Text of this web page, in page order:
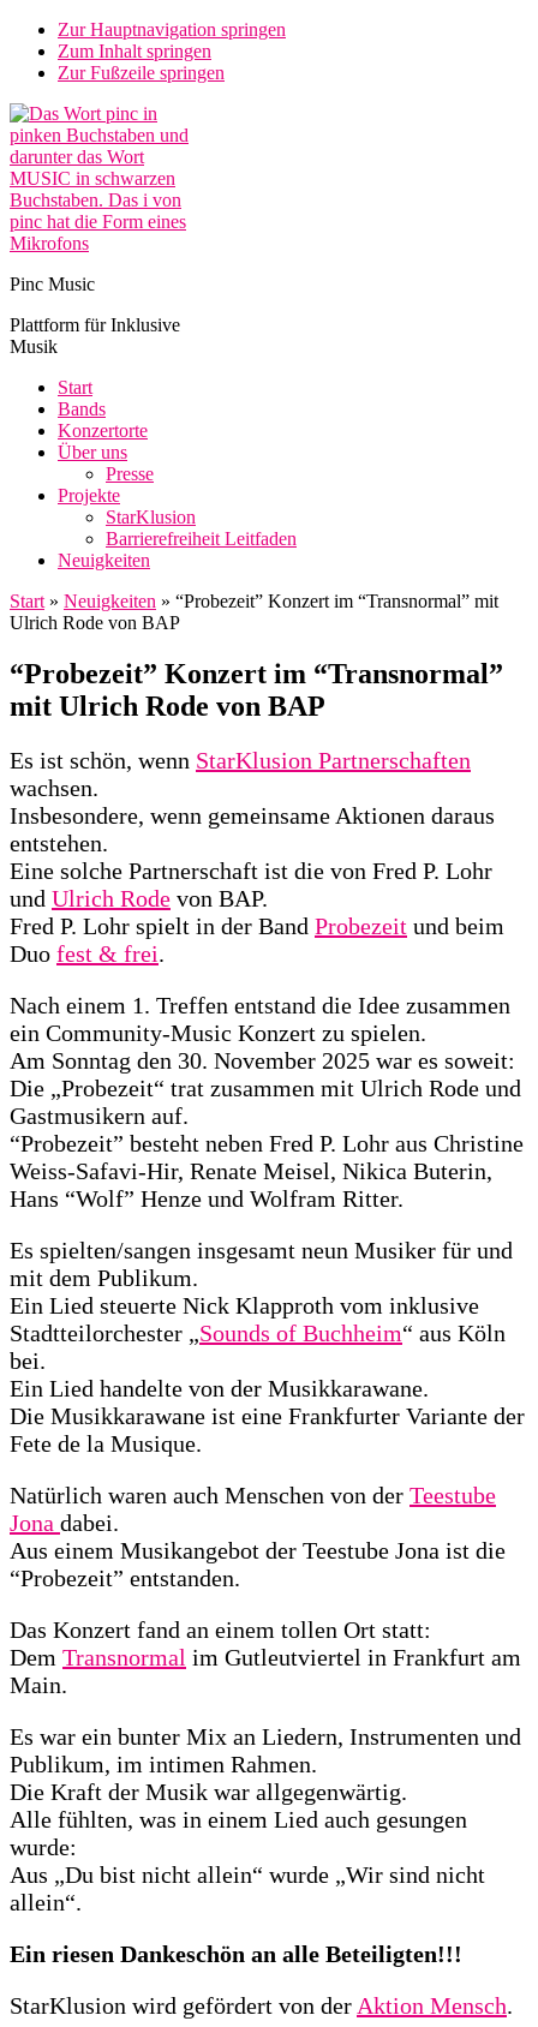
Zur Hauptnavigation springen
Zum Inhalt springen
Zur Fußzeile springen
Pinc Music
Plattform für Inklusive
Musik
Start
Bands
Konzertorte
Über uns
Presse
Projekte
StarKlusion
Barrierefreiheit Leitfaden
Neuigkeiten
Start » Neuigkeiten » “Probezeit” Konzert im “Transnormal” mit
Ulrich Rode von BAP
“Probezeit” Konzert im “Transnormal”
mit Ulrich Rode von BAP
Es ist schön, wenn StarKlusion Partnerschaften
wachsen.
Insbesondere, wenn gemeinsame Aktionen daraus
entstehen.
Eine solche Partnerschaft ist die von Fred P. Lohr
und Ulrich Rode von BAP.
Fred P. Lohr spielt in der Band Probezeit und beim
Duo fest & frei.
Nach einem 1. Treffen entstand die Idee zusammen
ein Community-Music Konzert zu spielen.
Am Sonntag den 30. November 2025 war es soweit:
Die „Probezeit“ trat zusammen mit Ulrich Rode und
Gastmusikern auf.
“Probezeit” besteht neben Fred P. Lohr aus Christine
Weiss-Safavi-Hir, Renate Meisel, Nikica Buterin,
Hans “Wolf” Henze und Wolfram Ritter.
Es spielten/sangen insgesamt neun Musiker für und
mit dem Publikum.
Ein Lied steuerte Nick Klapproth vom inklusive
Stadtteilorchester „Sounds of Buchheim“ aus Köln
bei.
Ein Lied handelte von der Musikkarawane.
Die Musikkarawane ist eine Frankfurter Variante der
Fete de la Musique.
Natürlich waren auch Menschen von der Teestube
Jona dabei.
Aus einem Musikangebot der Teestube Jona ist die
“Probezeit” entstanden.
Das Konzert fand an einem tollen Ort statt:
Dem Transnormal im Gutleutviertel in Frankfurt am
Main.
Es war ein bunter Mix an Liedern, Instrumenten und
Publikum, im intimen Rahmen.
Die Kraft der Musik war allgegenwärtig.
Alle fühlten, was in einem Lied auch gesungen
wurde:
Aus „Du bist nicht allein“ wurde „Wir sind nicht
allein“.
Ein riesen Dankeschön an alle Beteiligten!!!
StarKlusion wird gefördert von der Aktion Mensch.